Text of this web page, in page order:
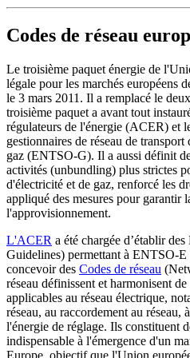
Codes de réseau
Le troisième paquet énergie de
légale pour les marchés européens
le 3 mars 2011. Il a remplacé le
troisième paquet a avant tout
régulateurs de l'énergie (ACER) et
gestionnaires de réseau de
gaz (ENTSO-G). Il a aussi définit
activités (unbundling) plus strictes
d'électricité et de gaz, renforcé les
appliqué des mesures pour garantir
l'approvisionnement.
L'ACER a été chargée d’établir
Guidelines) permettant à ENTSO-E
concevoir des Codes de réseau
réseau définissent et harmonisent
applicables au réseau électrique,
réseau, au raccordement au réseau,
l'énergie de réglage. Ils constituent
indispensable à l'émergence d'un
Europe, objectif que l'Union